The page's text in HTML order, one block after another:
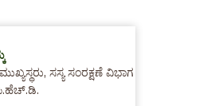
ಸಸ್ಯ ಸಂರಕ್ಷಣೆ ವಿಭಾಗ